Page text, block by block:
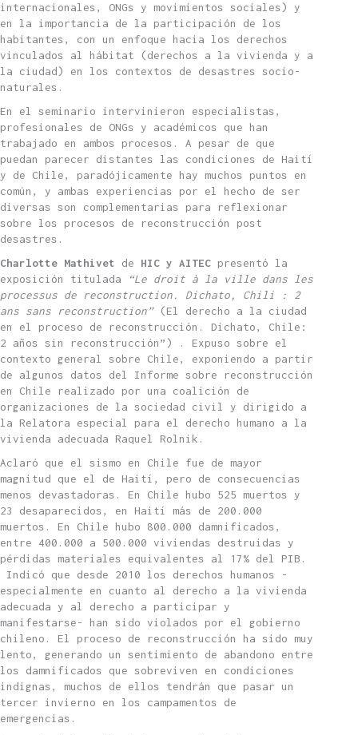
internacionales, ONGs y movimientos sociales) y
en la importancia de la participación de los
habitantes, con un enfoque hacia los derechos
vinculados al hábitat (derechos a la vivienda y a
la ciudad) en los contextos de desastres socio-
naturales.
En el seminario intervinieron especialistas,
profesionales de ONGs y académicos que han
trabajado en ambos procesos. A pesar de que
puedan parecer distantes las condiciones de Haití
y de Chile, paradójicamente hay muchos puntos en
común, y ambas experiencias por el hecho de ser
diversas son complementarias para reflexionar
sobre los procesos de reconstrucción post
desastres.
Charlotte Mathivet de HIC y AITEC presentó la
exposición titulada
“Le droit à la ville dans les
processus de reconstruction. Dichato, Chili : 2
ans sans reconstruction”(El derecho a la ciudad
en el proceso de reconstrucción. Dichato, Chile:
2 años sin reconstrucción”) . Expuso sobre el
contexto general sobre Chile, exponiendo a partir
de algunos datos del Informe sobre reconstrucción
en Chile realizado por una coalición de
organizaciones de la sociedad civil y dirigido a
la Relatora especial para el derecho humano a la
vivienda adecuada Raquel Rolnik.
Aclaró que el sismo en Chile fue de mayor
magnitud que el de Haití, pero de consecuencias
menos devastadoras. En Chile hubo 525 muertos y
23 desaparecidos, en Haití más de 200.000
muertos. En Chile hubo 800.000 damnificados,
entre 400.000 a 500.000 viviendas destruidas y
pérdidas materiales equivalentes al 17% del PIB.
Indicó que desde 2010 los derechos humanos -
especialmente en cuanto al derecho a la vivienda
adecuada y al derecho a participar y
manifestarse- han sido violados por el gobierno
chileno. El proceso de reconstrucción ha sido muy
lento, generando un sentimiento de abandono entre
los damnificados que sobreviven en condiciones
indignas, muchos de ellos tendrán que pasar un
tercer invierno en los campamentos de
emergencias.